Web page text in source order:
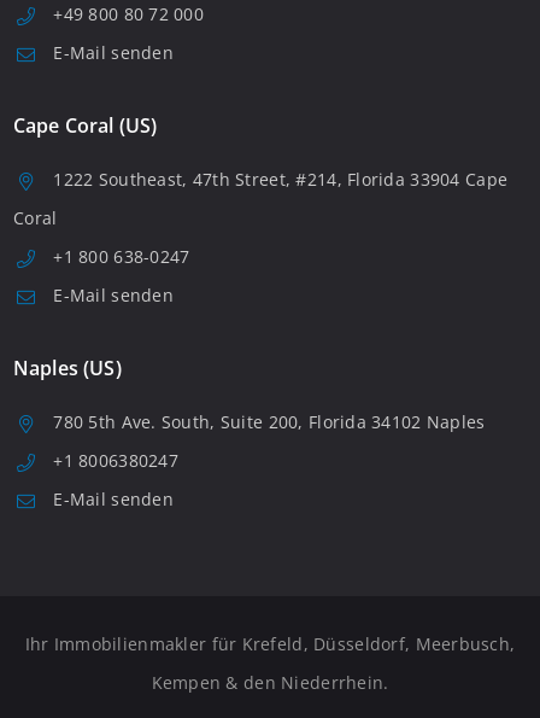
+49 800 80 72 000
E-Mail senden
Cape Coral (US)
1222 Southeast, 47th Street, #214, Florida 33904 Cape
Coral
+1 800 638-0247
E-Mail senden
Naples (US)
780 5th Ave. South, Suite 200, Florida 34102 Naples
+1 8006380247
E-Mail senden
Ihr Immobilienmakler für Krefeld, Düsseldorf, Meerbusch,
Kempen & den Niederrhein.